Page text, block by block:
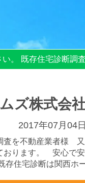
。 既存住宅診断調
ズ株式会
2017年07月04日
査を不動産業者様
おります。 安心で
存住宅診断は関西ホ